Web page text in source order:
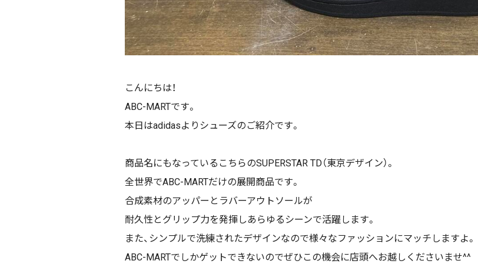
こんにちは！
ABC-MARTです。
本日はadidasよりシューズのご紹介です。
商品名にもなっているこちらのSUPERSTAR TD（東京デザイン）。
全世界でABC-MARTだけの展開商品です。
合成素材のアッパーとラバーアウトソールが
耐久性とグリップ力を発揮しあらゆるシーンで活躍します。
また、シンプルで洗練されたデザインなので様々なファッションにマッチしますよ。
ABC-MARTでしかゲットできないのでぜひこの機会に店頭へお越しくださいませ^^